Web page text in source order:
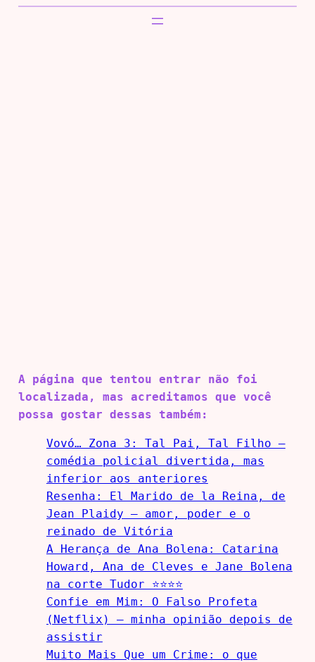
A página que tentou entrar não foi
localizada, mas acreditamos que você
possa gostar dessas também:
Vovó… Zona 3: Tal Pai, Tal Filho —
comédia policial divertida, mas
inferior aos anteriores
Resenha: El Marido de la Reina, de
Jean Plaidy — amor, poder e o
reinado de Vitória
A Herança de Ana Bolena: Catarina
Howard, Ana de Cleves e Jane Bolena
na corte Tudor ⭐⭐⭐⭐
Confie em Mim: O Falso Profeta
(Netflix) — minha opinião depois de
assistir
Muito Mais Que um Crime: o que